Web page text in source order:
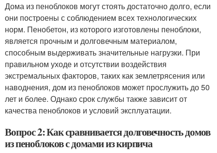
Дома из пеноблоков могут стоять достаточно долго, если
они построены с соблюдением всех технологических
норм. Пенобетон, из которого изготовлены пеноблоки,
является прочным и долговечным материалом,
способным выдерживать значительные нагрузки. При
правильном уходе и отсутствии воздействия
экстремальных факторов, таких как землетрясения или
наводнения, дом из пеноблоков может прослужить до 50
лет и более. Однако срок службы также зависит от
качества пеноблоков и условий эксплуатации.
Вопрос 2: Как сравнивается долговечность домов
из пеноблоков с домами из кирпича